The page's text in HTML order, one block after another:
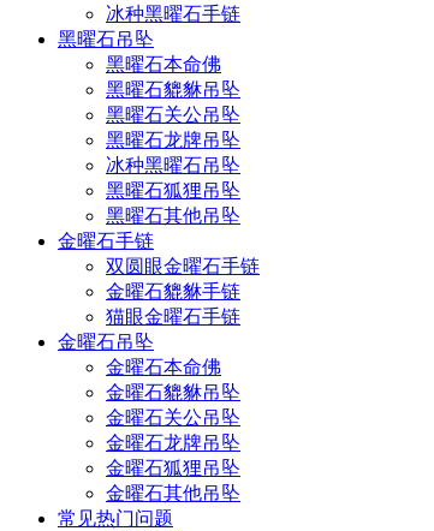
冰种黑曜石手链
黑曜石吊坠
黑曜石本命佛
黑曜石貔貅吊坠
黑曜石关公吊坠
黑曜石龙牌吊坠
冰种黑曜石吊坠
黑曜石狐狸吊坠
黑曜石其他吊坠
金曜石手链
双圆眼金曜石手链
金曜石貔貅手链
猫眼金曜石手链
金曜石吊坠
金曜石本命佛
金曜石貔貅吊坠
金曜石关公吊坠
金曜石龙牌吊坠
金曜石狐狸吊坠
金曜石其他吊坠
常见热门问题